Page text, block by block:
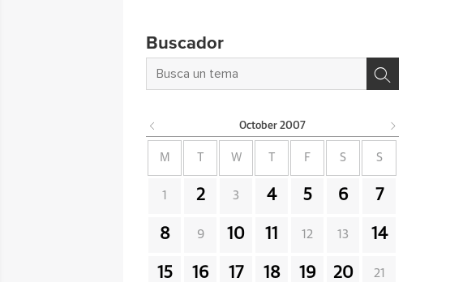
Buscador
October 2007
M W F S S
1 2 3 4 5 6 7
8 9 10 11 12 13 14
15 16 17 18 19 20 21